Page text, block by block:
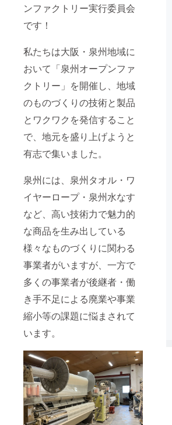
ンファクトリー実行委員会
です！
私たちは大阪・泉州地域に
おいて「泉州オープンファ
クトリー」を開催し、地域
のものづくりの技術と製品
とワクワクを発信すること
で、地元を盛り上げようと
有志で集いました。
泉州には、泉州タオル・ワ
イヤーロープ・泉州水なす
など、高い技術力で魅力的
な商品を生み出している
様々なものづくりに関わる
事業者がいますが、一方で
多くの事業者が後継者・働
き手不足による廃業や事業
縮小等の課題に悩まされて
います。